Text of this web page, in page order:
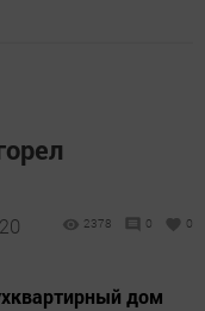
2378 0 0
дом